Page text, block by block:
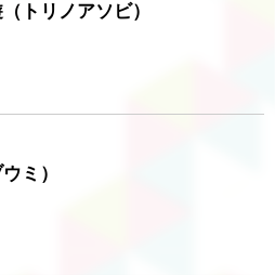
トリノアソビ）
ミ）